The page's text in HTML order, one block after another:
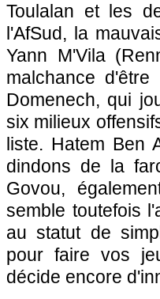
Toulalan et les
l'AfSud, la
Yann M'Vila (
malchance
Domenech, qui
six milieux
liste. Hatem Ben
dindons de la
Govou,
semble toutefois
au statut de
pour faire vos
décide encore